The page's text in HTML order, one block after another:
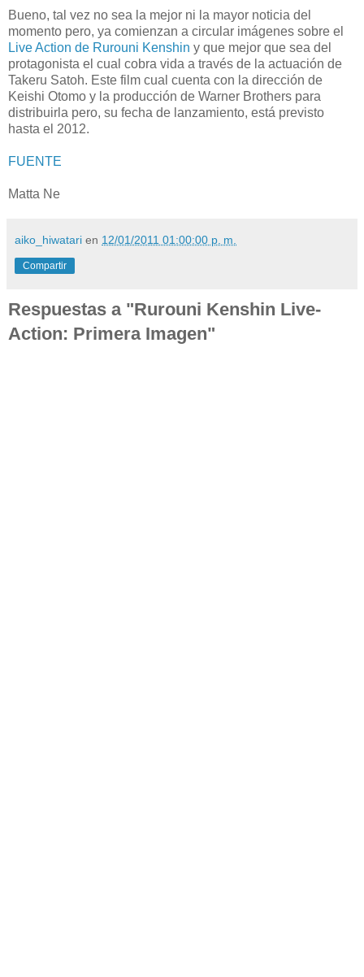
Bueno, tal vez no sea la mejor ni la mayor noticia del
momento pero, ya comienzan a circular imágenes sobre el
Live Action de Rurouni Kenshin y que mejor que sea del
protagonista el cual cobra vida a través de la actuación de
Takeru Satoh. Este film cual cuenta con la dirección de
Keishi Otomo y la producción de Warner Brothers para
distribuirla pero, su fecha de lanzamiento, está previsto
hasta el 2012.
FUENTE
Matta Ne
aiko_hiwatari en 12/01/2011 01:00:00 p. m.
Compartir
Respuestas a "Rurouni Kenshin Live-
Action: Primera Imagen"